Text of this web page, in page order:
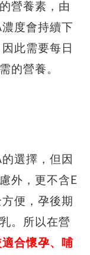
營養素，由
度會持續下
此需要每日
的營養。
選擇，但因
外，更不含E
便，孕後期
。所以在營
合懷孕、哺